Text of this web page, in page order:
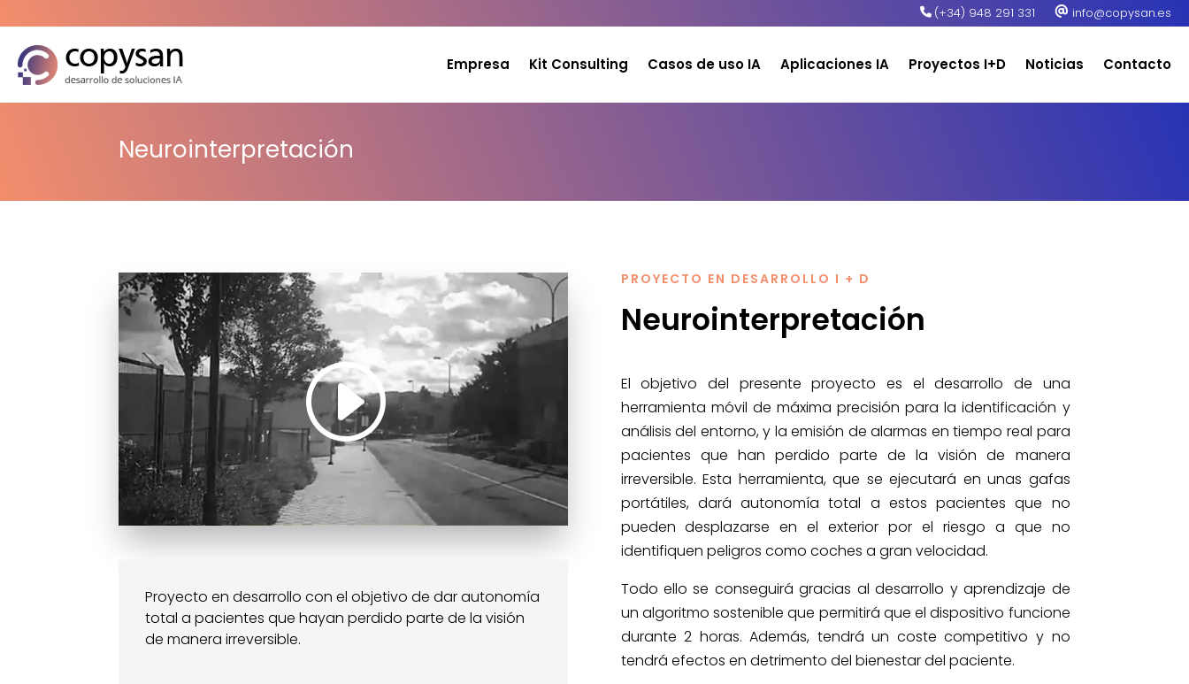
(+34) 948 291 331 info@copysan.es
Empresa Kit Consulting Casos de uso IA Aplicaciones IA Proyectos I+D Noticias Contacto
Neurointerpretación
Proyecto en desarrollo con el objetivo de dar autonomía
total a pacientes que hayan perdido parte de la visión
de manera irreversible.
PROYECTO EN DESARROLLO I + D
Neurointerpretación
El objetivo del presente proyecto es el desarrollo de una
herramienta móvil de máxima precisión para la identificación y
análisis del entorno, y la emisión de alarmas en tiempo real para
pacientes que han perdido parte de la visión de manera
irreversible. Esta herramienta, que se ejecutará en unas gafas
portátiles, dará autonomía total a estos pacientes que no
pueden desplazarse en el exterior por el riesgo a que no
identifiquen peligros como coches a gran velocidad.
Todo ello se conseguirá gracias al desarrollo y aprendizaje de
un algoritmo sostenible que permitirá que el dispositivo funcione
durante 2 horas. Además, tendrá un coste competitivo y no
tendrá efectos en detrimento del bienestar del paciente.